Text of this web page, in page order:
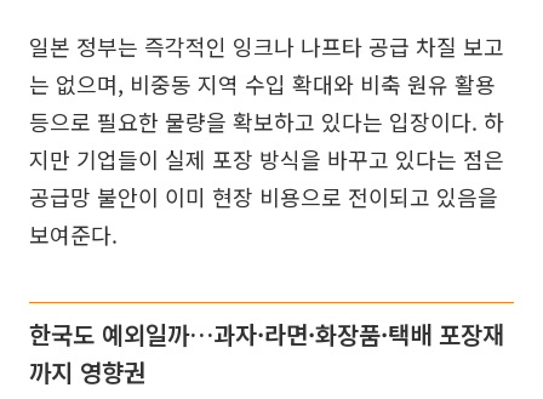
일본 정부는 즉각적인 잉크나 나프타 공급 차질 보고
는 없으며, 비중동 지역 수입 확대와 비축 원유 활용
등으로 필요한 물량을 확보하고 있다는 입장이다. 하
지만 기업들이 실제 포장 방식을 바꾸고 있다는 점은
공급망 불안이 이미 현장 비용으로 전이되고 있음을
보여준다.
한국도 예외일까…과자·라면·화장품·택배 포장재
까지 영향권